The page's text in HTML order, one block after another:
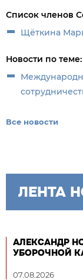
Список членов
Щёткина
Новости по теме:
Все новости
ЛЕНТА
АЛЕКСАНДР
УБОРОЧНОЙ
07.08.2026